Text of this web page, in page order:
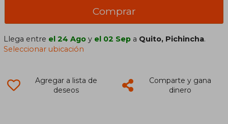
Comprar
Llega entre el 24 Ago y el 02 Sep a Quito, Pichincha.
Seleccionar ubicación
Agregar a lista de
deseos
Comparte y gana
dinero